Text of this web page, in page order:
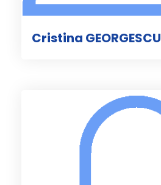
Cristina GEORGESCU